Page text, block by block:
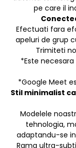
pe care il
Efectuati fara
apeluri de grup
Trimiteti
*Este
*Google Meet
Stil minimalist
Modelele
tehnologia,
adaptandu-se
Rama ultra-